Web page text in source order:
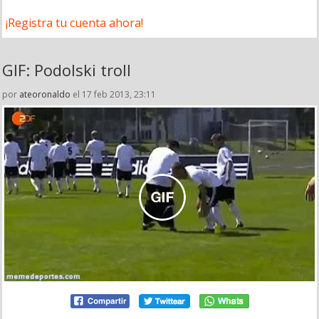
¡Registra tu cuenta ahora!
GIF: Podolski troll
por ateoronaldo el 17 feb 2013, 23:11